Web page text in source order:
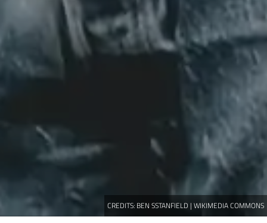
CREDITS: BEN SSTANFIELD | WIKIMEDIA COMMONS